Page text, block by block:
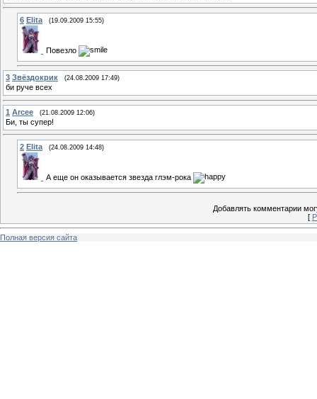
6 Elita (19.09.2009 15:55)
Повезло
3 Звёздокрик (24.08.2009 17:49)
би руче всех
1 Arcee (21.08.2009 12:06)
Би, ты супер!
2 Elita (24.08.2009 14:48)
А еще он оказывается звезда глэм-рока
Добавлять комментарии
[
Полная версия сайта